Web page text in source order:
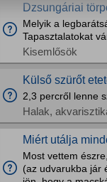
Dzsungáriai
Melyik a
Tapasztalatokat
Kisemlősök
Külső szürőt
2,3 percről lenne
Halak,
Miért utálja
Most vettem
(az udvarukba jár